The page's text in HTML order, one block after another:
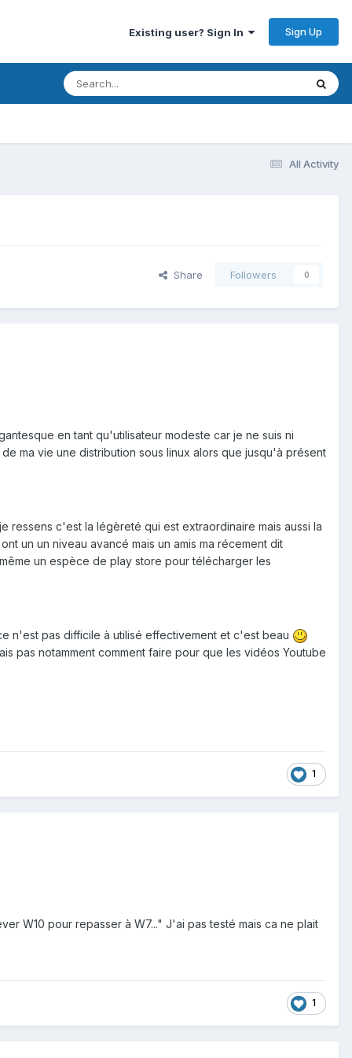
Existing user? Sign In Sign Up
All Activity
Share Followers 0
en tant qu'utilisateur modeste car je ne suis ni
ma vie une distribution sous linux alors que jusqu'à présent
ressens c'est la légèreté qui est extraordinaire mais aussi la
un un niveau avancé mais un amis ma récement dit
un espèce de play store pour télécharger les
n'est pas difficile à utilisé effectivement et c'est beau
pas notamment comment faire pour que les vidéos Youtube
1
W10 pour repasser à W7..." J'ai pas testé mais ca ne plait
1